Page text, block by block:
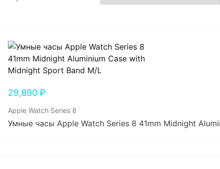
29,890₽
Apple Watch Series 8
Умные часы Apple Watch Series 8 41mm Midnight